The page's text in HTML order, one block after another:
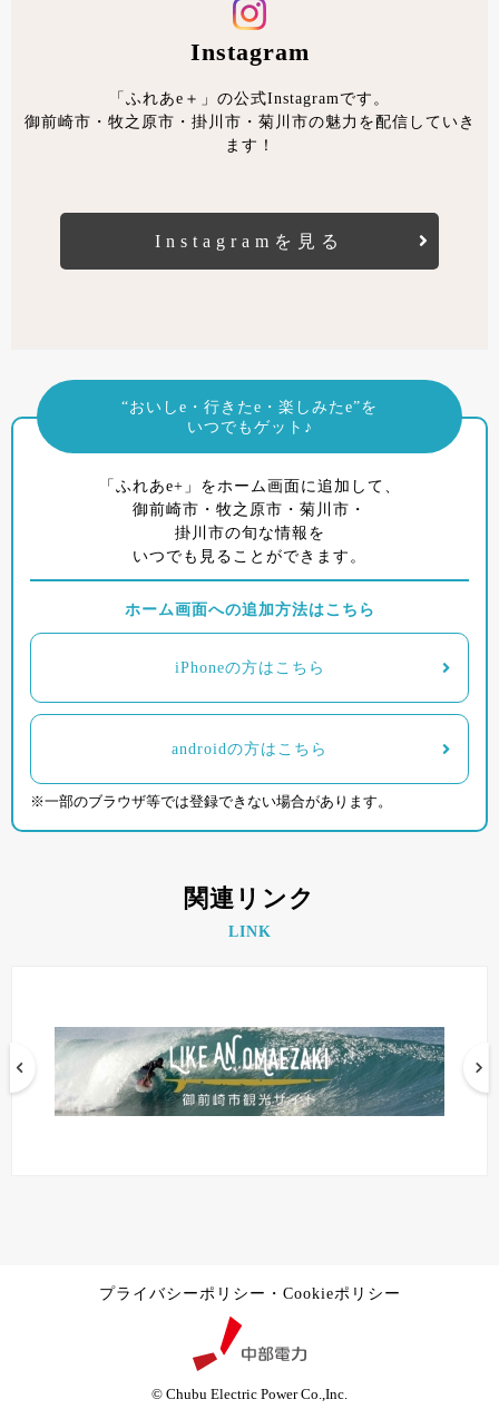
Instagram
「ふれあe＋」の公式Instagramです。
御前崎市・牧之原市・掛川市・菊川市の魅力を配信していき
ます！
Instagramを見る
“おいしe・行きたe・楽しみたe”を
いつでもゲット♪
「ふれあe+」をホーム画面に追加して、
御前崎市・牧之原市・菊川市・
掛川市の旬な情報を
いつでも見ることができます。
ホーム画面への追加方法はこちら
iPhoneの方はこちら
androidの方はこちら
※一部のブラウザ等では登録できない場合があります。
関連リンク
LINK
プライバシーポリシー・Cookieポリシー
© Chubu Electric Power Co.,Inc.